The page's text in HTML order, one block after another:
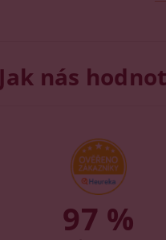
Jak nás
97 %